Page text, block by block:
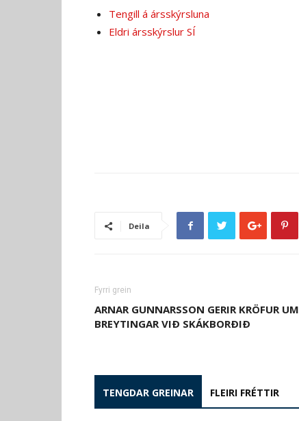
Tengill á ársskýrsluna
Eldri ársskýrslur SÍ
Deila
Fyrri grein
ARNAR GUNNARSSON GERIR KRÖFUR UM
BREYTINGAR VIÐ SKÁKBORÐIÐ
TENGDAR GREINAR FLEIRI FRÉTTIR